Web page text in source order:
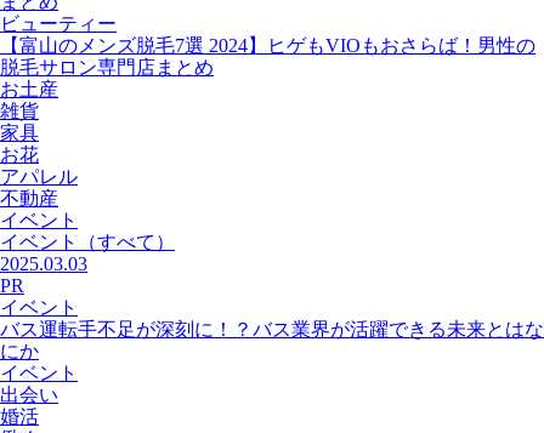
ビューティー
【富山のメンズ脱毛7選 2024】ヒゲもVIOもおさらば！男性の
脱毛サロン専門店まとめ
お土産
雑貨
家具
お花
アパレル
不動産
イベント
イベント
（すべて）
2025.03.03
PR
イベント
バス運転手不足が深刻に！？バス業界が活躍できる未来とはな
にか
イベント
出会い
婚活